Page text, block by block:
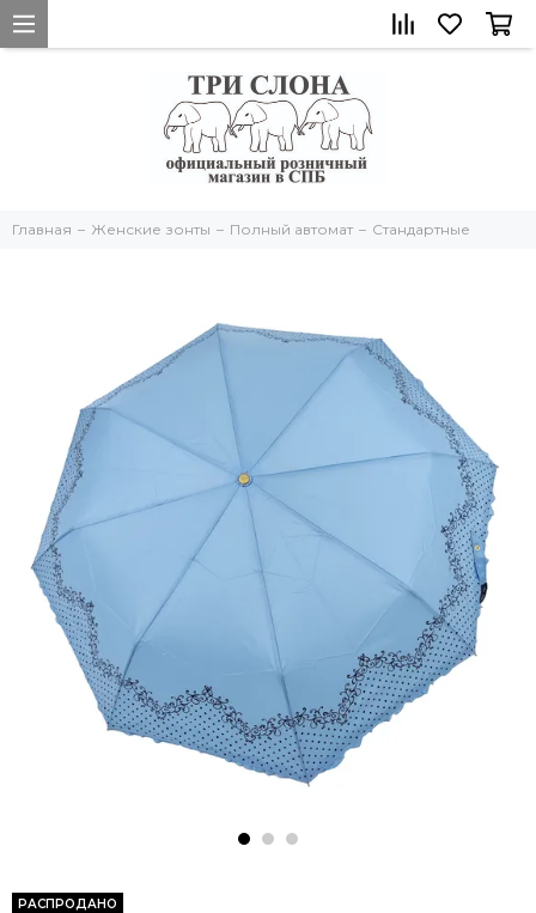
Главная Женские зонты Полный автомат Стандартные
РАСПРОДАНО